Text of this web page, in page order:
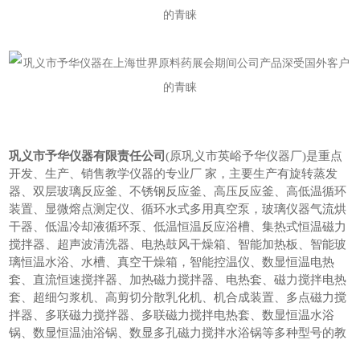
巩义市予华仪器有限责任公司(原巩义市英峪予华仪器厂)是重点
开发、生产、销售教学仪器的专业厂 家，主要生产有旋转蒸发
器、双层玻璃反应釜、不锈钢反应釜、高压反应釜、高低温循环
装置、显微熔点测定仪、循环水式多用真空泵，玻璃仪器气流烘
干器、低温冷却液循环泵、低温恒温反应浴槽、集热式恒温磁力
搅拌器、超声波清洗器、电热鼓风干燥箱、智能加热板、智能玻
璃恒温水浴、水槽、真空干燥箱，智能控温仪、数显恒温电热
套、直流恒速搅拌器、加热磁力搅拌器、电热套、磁力搅拌电热
套、超细匀浆机、高剪切分散乳化机、机合成装置、多点磁力搅
拌器、多联磁力搅拌器、多联磁力搅拌电热套、数显恒温水浴
锅、数显恒温油浴锅、数显多孔磁力搅拌水浴锅等多种型号的教